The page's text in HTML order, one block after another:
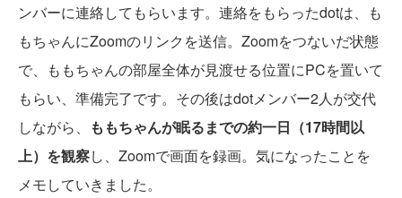
ンバーに連絡してもらいます。連絡をもらったdotは、も
もちゃんにZoomのリンクを送信。Zoomをつないだ状態
で、ももちゃんの部屋全体が見渡せる位置にPCを置いて
もらい、準備完了です。その後はdotメンバー2人が交代
しながら、
ももちゃんが眠るまでの約一日（17時間以
上）を観察し、Zoomで画面を録画。気になったことを
メモしていきました。